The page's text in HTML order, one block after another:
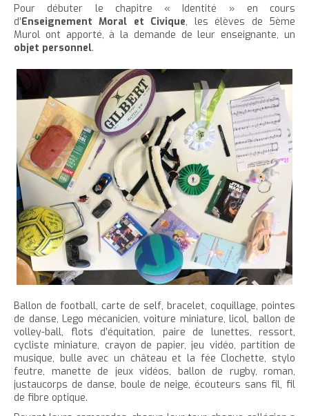
h
è
c
l
e
a
c
c
u
e
l
t
e
r
l
t
l
l
d
u
t
e
x
e
e
r
l
a
a
i
l
e
d
u
t
e
x
t
e
r
c
e
t
e
p
a
g
e
e
r
c
e
o
n
t
e
n
u
Pour débuter le chapitre « Identité » en cours
d’Enseignement Moral et Civique, les élèves de 5ème
Murol ont apporté, à la demande de leur enseignante, un
objet personnel.
Ballon de football, carte de self, bracelet, coquillage, pointes
de danse, Lego mécanicien, voiture miniature, licol, ballon de
volley-ball, flots d’équitation, paire de lunettes, ressort,
cycliste miniature, crayon de papier, jeu vidéo, partition de
musique, bulle avec un château et la fée Clochette, stylo
feutre, manette de jeux vidéos, ballon de rugby, roman,
justaucorps de danse, boule de neige, écouteurs sans fil, fil
de fibre optique.